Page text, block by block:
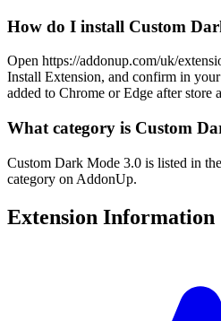
How do I install Custom
Open https://addonup.com/uk/
Install Extension, and confirm in
added to Chrome or Edge after store
What category is Custom
Custom Dark Mode 3.0 is listed in
category on AddonUp.
Extension Information